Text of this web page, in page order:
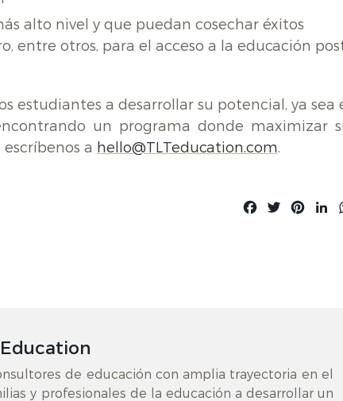
alto nivel y que puedan cosechar éxitos
entre otros, para el acceso a la educación
estudiantes a desarrollar su potencial, ya sea
un programa donde maximizar
a hello@TLTeducation.com.
Facebook
Twitter
de educación con amplia trayectoria en el
y profesionales de la educación a desarrollar un